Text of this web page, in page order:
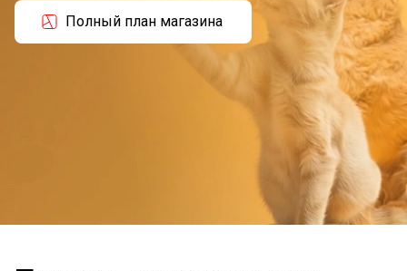
Полный план магазина